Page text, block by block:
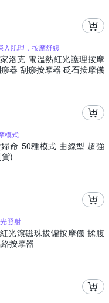
入肌理，按摩舒緩
洛克 電溫熱紅光護理按摩
器 刮痧按摩器 砭石按摩儀
電
模式
命-50種模式 曲線型 超強
)
照射
光滾磁珠拔罐按摩儀 揉腹
按摩器